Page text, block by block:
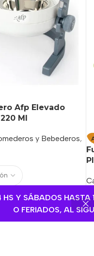
Y SÁBADOS
O FERIADOS, AL
Afp Elevado
Ml
y Bebederos,
Carrito
de entrega